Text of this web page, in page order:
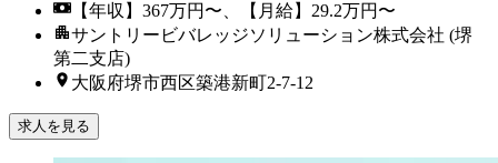
【年収】367万円〜、【月給】29.2万円〜
サントリービバレッジソリューション株式会社 (堺
第二支店)
大阪府堺市西区築港新町2-7-12
求人を見る